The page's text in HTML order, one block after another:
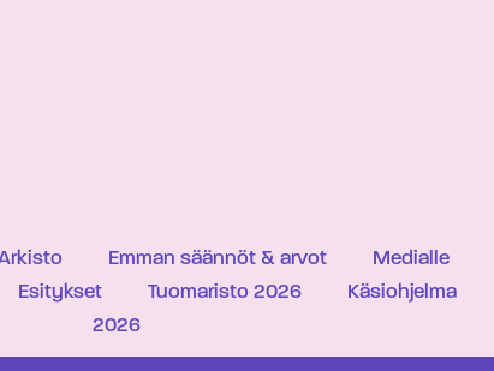
Emman säännöt & arvot Medialle
Esitykset Tuomaristo 2026 Käsiohjelma
2026